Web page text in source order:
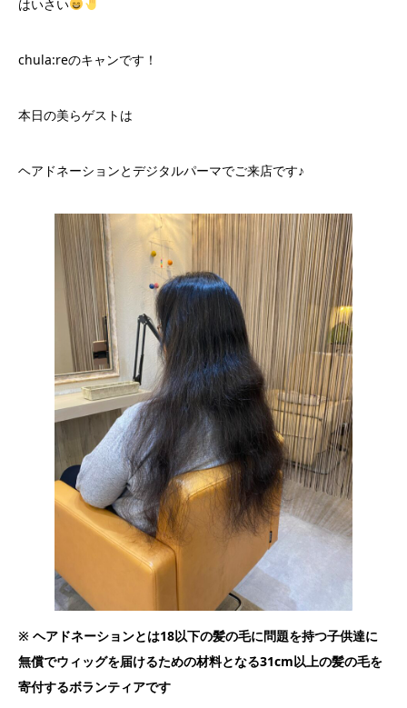
はいさい
chula:reのキャンです！
本日の美らゲストは
ヘアドネーションとデジタルパーマでご来店です♪
※ ヘアドネーションとは18以下の髪の毛に問題を持つ子供達に
無償でウィッグを届けるための材料となる31cm以上の髪の毛を
寄付するボランティアです